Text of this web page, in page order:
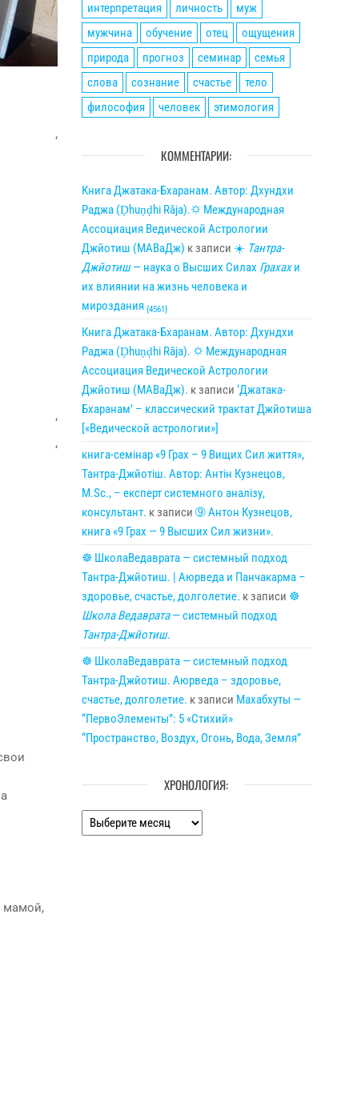
‘
‘
‘
мамой,
интерпретация
личность
муж
мужчина
обучение отец
ощущения
природа
прогноз семинар
семья
слова
сознание счастье
тело
философия
человек этимология
КОММЕНТАРИИ:
Книга Джатака-Бхаранам. Автор: Дхундхи
Раджа (Ḍhuṇḍhi Rāja).🌣 Международная
Ассоциация Ведической Астрологии
Джйотиш (МАВаДж) к записи ☀ Тантра-
Джйотиш— наука о Высших Силах Грахахи
их влиянии на жизнь человека и
мироздания {4561}
Книга Джатака-Бхаранам. Автор: Дхундхи
Раджа (Ḍhuṇḍhi Rāja). 🌣 Международная
Ассоциация Ведической Астрологии
Джйотиш (МАВаДж). к записи ‘Джатака-
Бхаранам’ – классический трактат Джйотиша
[«Ведической астрологии»]
книга-семінар «9 Грах – 9 Вищих Сил життя»,
Тантра-Джйотіш. Автор: Антін Кузнецов,
M.Sc., – експерт системного аналізу,
консультант. к записи ➈ Антон Кузнецов,
книга «9 Грах — 9 Высших Сил жизни».
☸ ШколаВедаврата — системный подход
Тантра-Джйотиш. | Аюрведа и Панчакарма –
здоровье, счастье, долголетие. к записи ☸
Школа Ведаврата— системный подход
Тантра-Джйотиш.
☸ ШколаВедаврата — системный подход
Тантра-Джйотиш. Аюрведа – здоровье,
счастье, долголетие. к записи Махабхуты —
“ПервоЭлементы”: 5 «Стихий»
“Пространство, Воздух, Огонь, Вода, Земля”
ХРОНОЛОГИЯ:
Хронология: